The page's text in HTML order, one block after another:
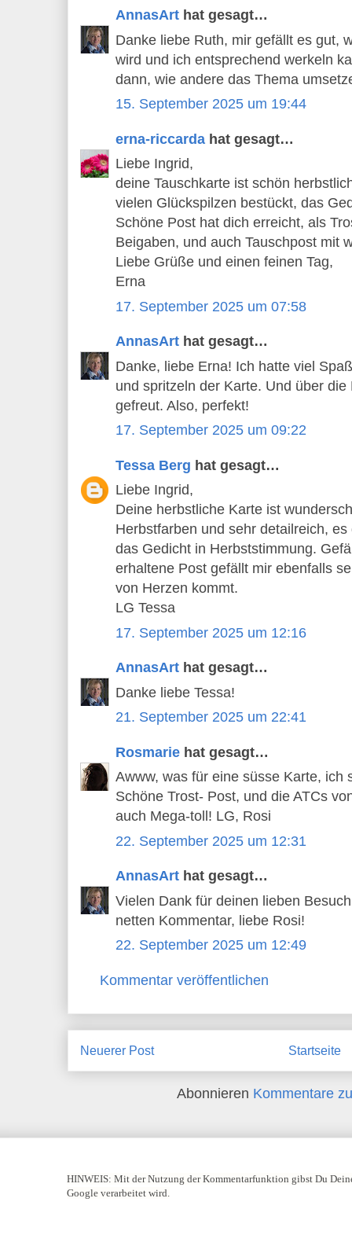
AnnasArt hat gesagt…
Danke liebe Ruth, mir gefällt es gut,
wird und ich entsprechend werkeln
dann, wie andere das Thema
15. September 2025 um 19:44
erna-riccarda hat gesagt…
Liebe Ingrid,
deine Tauschkarte ist schön
vielen Glückspilzen bestückt, das
Schöne Post hat dich erreicht, als
Beigaben, und auch Tauschpost mit
Liebe Grüße und einen feinen Tag,
Erna
17. September 2025 um 07:58
AnnasArt hat gesagt…
Danke, liebe Erna! Ich hatte viel
und spritzeln der Karte. Und über
gefreut. Also, perfekt!
17. September 2025 um 09:22
Tessa Berg hat gesagt…
Liebe Ingrid,
Deine herbstliche Karte ist
Herbstfarben und sehr detailreich,
das Gedicht in Herbststimmung.
erhaltene Post gefällt mir ebenfalls
von Herzen kommt.
LG Tessa
17. September 2025 um 12:16
AnnasArt hat gesagt…
Danke liebe Tessa!
21. September 2025 um 22:41
Rosmarie hat gesagt…
Awww, was für eine süsse Karte, ich
Schöne Trost- Post, und die ATCs
auch Mega-toll! LG, Rosi
22. September 2025 um 12:31
AnnasArt hat gesagt…
Vielen Dank für deinen lieben
netten Kommentar, liebe Rosi!
22. September 2025 um 12:49
Kommentar veröffentlichen
Neuerer Post Startseite
Abonnieren Kommentare
HINWEIS: Mit der Nutzung der Kommentarfunktion gibst Du
Google verarbeitet wird.